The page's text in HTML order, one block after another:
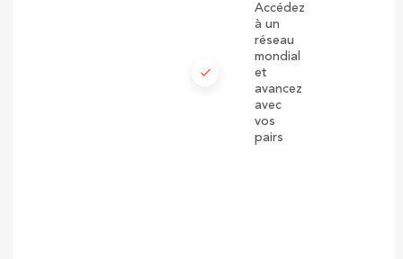
check
Accédez
à un
réseau
mondial
et
avancez
avec
vos
pairs